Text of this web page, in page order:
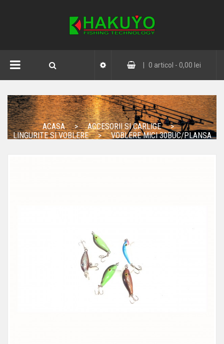
0 articol - 0,00 lei
ACASA
ACCESORII SI CARLIGE
LINGURITE SI VOBLERE
VOBLERE MICI 30BUC/PLANSA